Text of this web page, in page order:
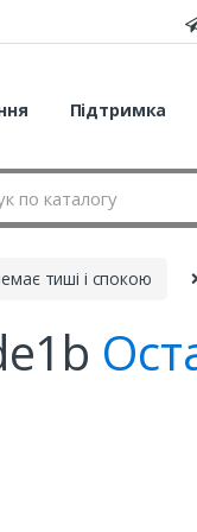
Підтримка
тиші і спокою